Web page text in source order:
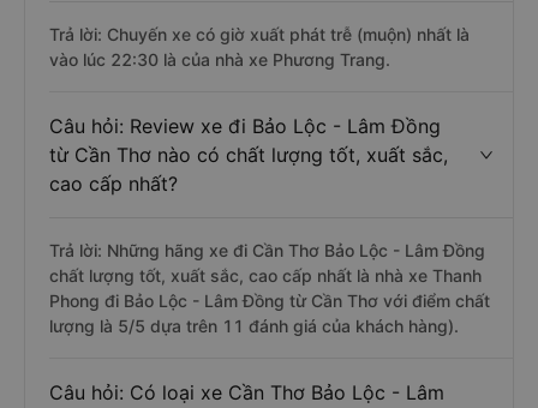
Trả lời: Chuyến xe có giờ xuất phát trễ (muộn) nhất là
vào lúc 22:30 là của nhà xe Phương Trang.
Câu hỏi: Review xe đi Bảo Lộc - Lâm Đồng
từ Cần Thơ nào có chất lượng tốt, xuất sắc,
cao cấp nhất?
Trả lời: Những hãng xe đi Cần Thơ Bảo Lộc - Lâm Đồng
chất lượng tốt, xuất sắc, cao cấp nhất là nhà xe Thanh
Phong đi Bảo Lộc - Lâm Đồng từ Cần Thơ với điểm chất
lượng là 5/5 dựa trên 11 đánh giá của khách hàng).
Câu hỏi: Có loại xe Cần Thơ Bảo Lộc - Lâm